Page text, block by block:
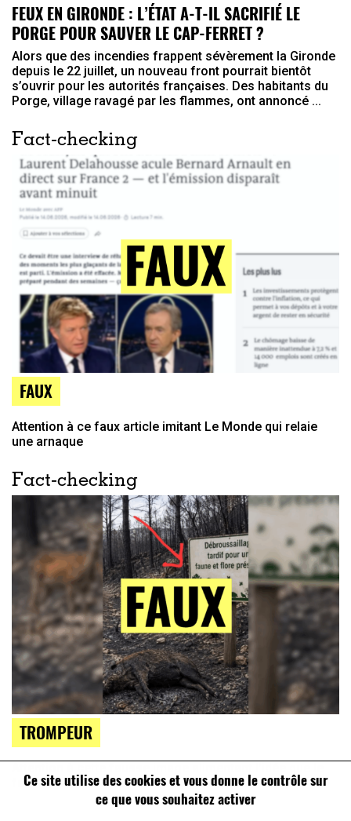
Ce site utilise des cookies et vous donne le contrôle sur
ce que vous souhaitez activer
FEUX EN GIRONDE : L’ÉTAT A-T-IL SACRIFIÉ LE
PORGE POUR SAUVER LE CAP-FERRET ?
Alors que des incendies frappent sévèrement la Gironde
depuis le 22 juillet, un nouveau front pourrait bientôt
s’ouvrir pour les autorités françaises. Des habitants du
Porge, village ravagé par les flammes, ont annoncé ...
Fact-checking
FAUX
Attention à ce faux article imitant Le Monde qui relaie
une arnaque
Fact-checking
TROMPEUR
fauchage tardif favorise les incendies